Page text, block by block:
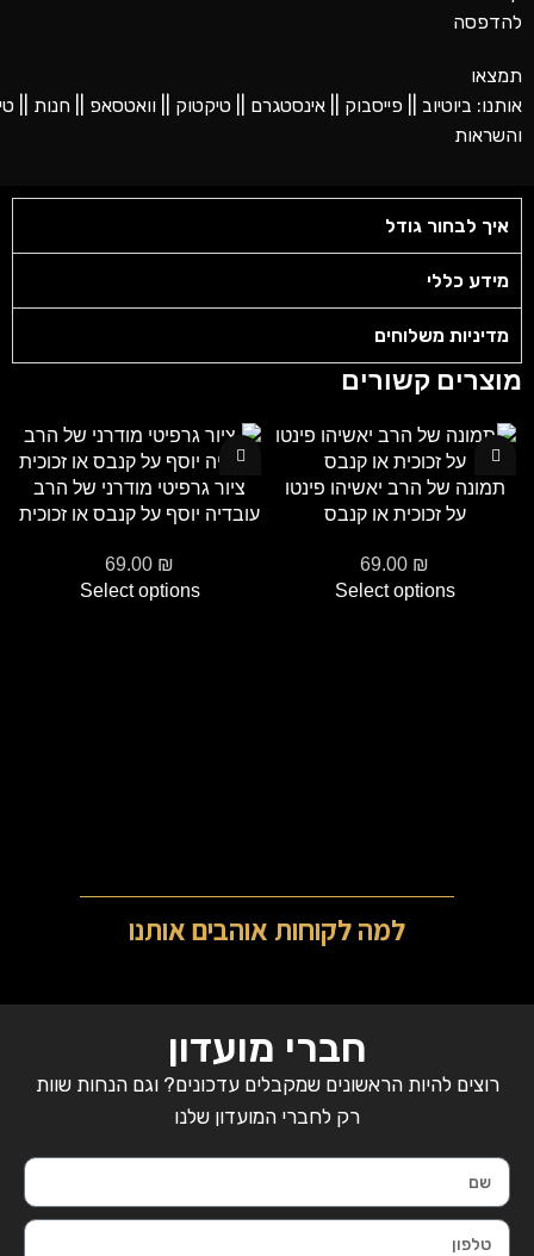
להדפסה
תמצאו
אותנו: ביוטיוב פייסבוק אינסטגרם טיקטוק וואטסאפ חנות
והשראות
איך לבחור גודל
מידע כללי
מדיניות משלוחים
מוצרים קשורים
תמונה של הרב יאשיהו פינטו
על זכוכית או קנבס
69.00 ₪
Select options
ציור גרפיטי מודרני של הרב
עובדיה יוסף על קנבס או זכוכית
69.00 ₪
Select options
למה לקוחות אוהבים אותנו
חברי מועדון
רוצים להיות הראשונים שמקבלים עדכונים? וגם הנחות שוות
רק לחברי המועדון שלנו